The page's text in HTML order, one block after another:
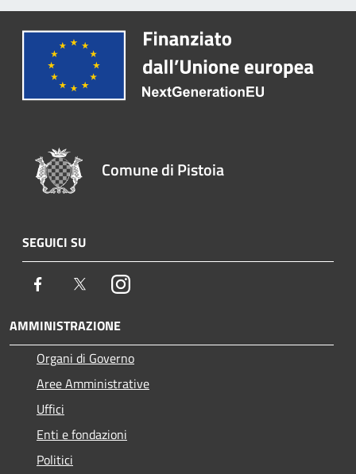
Comune di Pistoia
SEGUICI SU
Facebook TwitterInstagram
AMMINISTRAZIONE
Organi di Governo
Aree Amministrative
Uffici
Enti e fondazioni
Politici